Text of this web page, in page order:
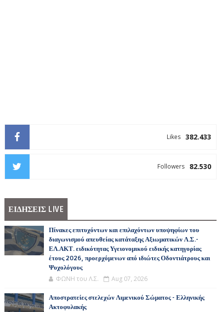
382.433
Likes
82.530
Followers
ΕΙΔΗΣΕΙΣ LIVE
Πίνακες επιτυχόντων και επιλαχόντων υποψηφίων του
διαγωνισμού απευθείας κατάταξης Αξιωματικών Λ.Σ.-
ΕΛ.ΑΚΤ. ειδικότητας Υγειονομικού ειδικής κατηγορίας
έτους 2026, προερχόμενων από ιδιώτες Οδοντιάτρους και
Ψυχολόγους
ΦΩΝΗ του Λ.Σ. Aug 07, 2026
Αποστρατείες στελεχών Λιμενικού Σώματος - Ελληνικής
Ακτοφυλακής